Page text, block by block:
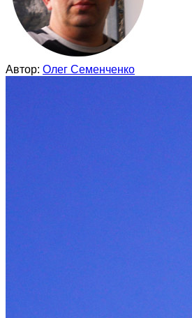
Автор: Олег Семенченко